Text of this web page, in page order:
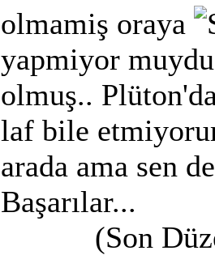
olmamiş oraya
yapmiyor
olmuş..
laf bile
arada ama sen
Başarılar...
(Son